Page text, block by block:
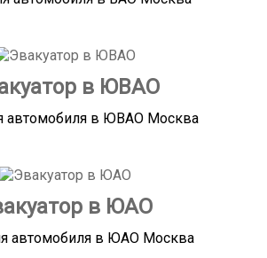
в ЮВАО
автомобиля в ЮВАО Москва
в ЮАО
автомобиля в ЮАО Москва